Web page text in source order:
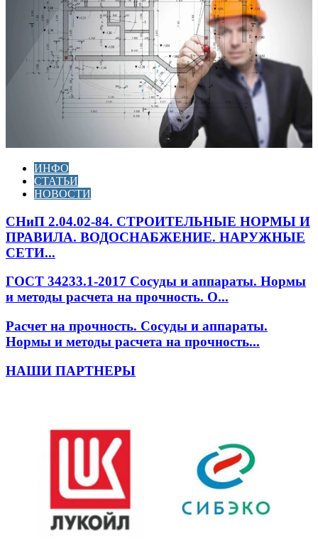
ИНФО
СТАТЬИ
НОВОСТИ
СНиП 2.04.02-84. СТРОИТЕЛЬНЫЕ НОРМЫ И
ПРАВИЛА. ВОДОСНАБЖЕНИЕ. НАРУЖНЫЕ
СЕТИ...
ГОСТ 34233.1-2017 Сосуды и аппараты. Нормы
и методы расчета на прочность. О...
Расчет на прочность. Сосуды и аппараты.
Нормы и методы расчета на прочность...
НАШИ ПАРТНЕРЫ